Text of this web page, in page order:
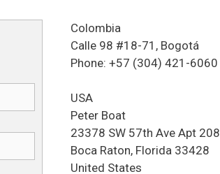
Colombia
Calle 98 #18-71, Bogotá
Phone: +57 (304) 421-6060
USA
Peter Boat
23378 SW 57th Ave Apt 208
Boca Raton, Florida 33428
United States